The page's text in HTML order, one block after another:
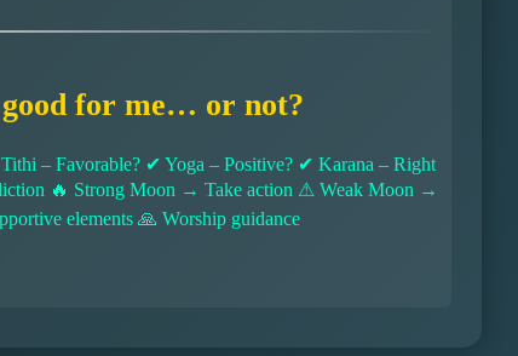
for me… or not?
– Favorable? ✔ Yoga – Positive? ✔ Karana – Right
🔥 Strong Moon → Take action ⚠ Weak Moon →
elements 🙏 Worship guidance